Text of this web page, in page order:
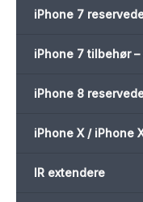
iPhone 7
iPhone 7 tilbehør
iPhone 8
iPhone X / iPhone
IR extendere